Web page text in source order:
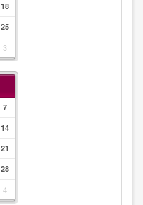
18
25
3
7
14
21
28
4